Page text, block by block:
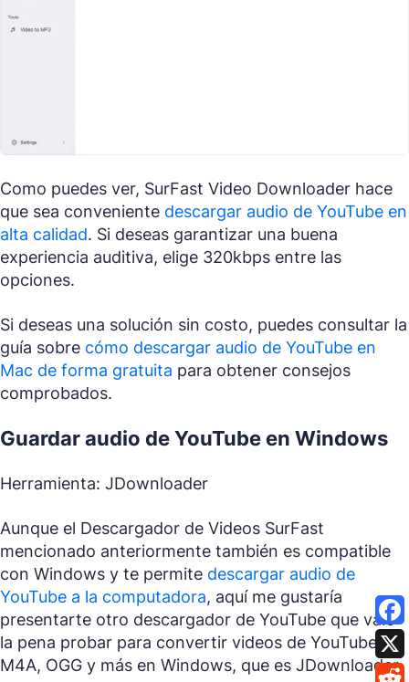
Como puedes ver, SurFast Video Downloader hace
que sea conveniente descargar audio de YouTube en
alta calidad. Si deseas garantizar una buena
experiencia auditiva, elige 320kbps entre las
opciones.
Si deseas una solución sin costo, puedes consultar la
guía sobre cómo descargar audio de YouTube en
Mac de forma gratuita para obtener consejos
comprobados.
Guardar audio de YouTube en Windows
Herramienta: JDownloader
Aunque el Descargador de Videos SurFast
mencionado anteriormente también es compatible
con Windows y te permite descargar audio de
YouTube a la computadora, aquí me gustaría
presentarte otro descargador de YouTube que vale
la pena probar para convertir videos de YouTube a
M4A, OGG y más en Windows, que es JDownloader.